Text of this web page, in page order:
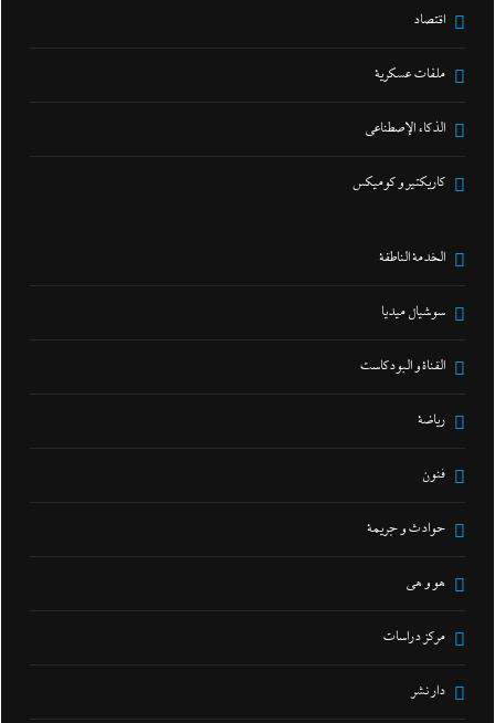
اقتصاد
ملفات عسكرية
الذكاء الإصطناعي
كاريكتير و كوميكس
الخدمة الناطقة
سوشيال ميديا
القناة و البودكاست
رياضة
فنون
حوادث و جريمة
هو و هي
مركز دراسات
دار نشر